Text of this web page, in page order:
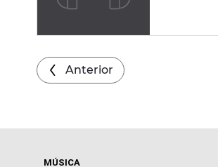
Anterior
MÚSICA